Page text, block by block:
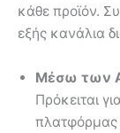
κάθε προϊόν.
εξής κανάλια
Μέσω των
Πρόκειται
πλατφόρμας